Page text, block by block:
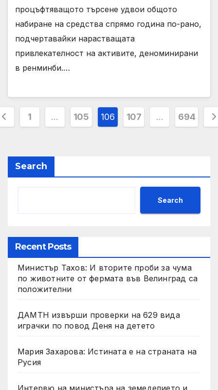
процъфтяващото търсене удвои общото
набиране на средства спрямо година по-рано,
подчертавайки нарастващата
привлекателност на активите, деноминирани
в ренминби.…
1 … 105 106 107 … 694
Search
Search
Recent Posts
Министър Тахов: И вторите проби за чума
по животните от фермата във Велинград са
положителни
ДАМТН извърши проверки на 629 вида
играчки по повод Деня на детето
Мария Захарова: Истината е на страната на
Русия